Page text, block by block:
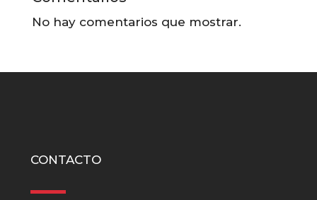
No hay comentarios que mostrar.
CONTACTO